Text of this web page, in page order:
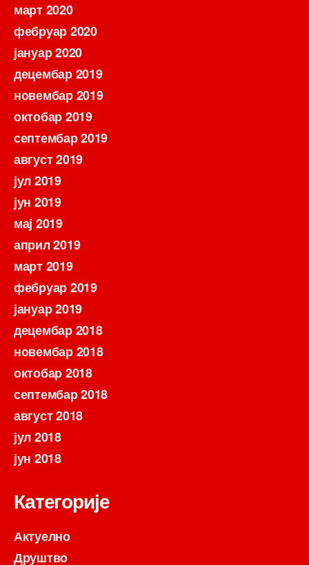
март 2020
фебруар 2020
јануар 2020
децембар 2019
новембар 2019
октобар 2019
септембар 2019
август 2019
јул 2019
јун 2019
мај 2019
април 2019
март 2019
фебруар 2019
јануар 2019
децембар 2018
новембар 2018
октобар 2018
септембар 2018
август 2018
јул 2018
јун 2018
Категорије
Актуелно
Друштво